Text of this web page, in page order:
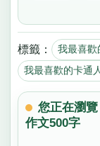
標籤： 我最喜歡
我最喜歡的卡通
您正在瀏
作文500字